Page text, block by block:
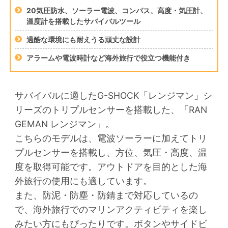
20気圧防水、ソーラー電波、コンパス、高度・気圧計、
温度計を搭載したサバイバルツール
過酷な環境にも耐えうる頑丈な設計
アラームや電波時計など海外旅行で役立つ機能付き
サバイバルに適したG-SHOCK「レンジマン」シ
リーズのトリプルセンサーを搭載した、「RAN
GEMAN レンジマン」。
こちらのモデルは、電波ソーラーに加えてトリ
プルセンサーを搭載し、方位、気圧・高度、温
度を取得可能です。アウトドアを目的とした海
外旅行の使用にも適しています。
また、防泥・防塵・防錆まで対応しているの
で、海外旅行でのマリンアクティビティを楽し
みたい方にもぴったりです。ボタンやサイドビ